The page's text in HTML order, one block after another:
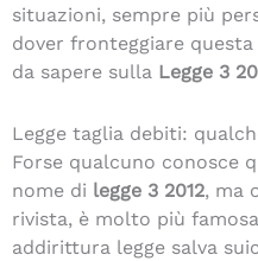
situazioni, sempre più
dover fronteggiare questa
da sapere sulla Legge 3
Legge taglia debiti:
Forse qualcuno conosce
nome di legge 3 2012, ma
rivista, è molto più
addirittura legge salva